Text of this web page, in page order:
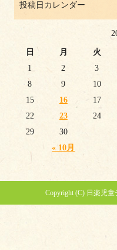
投稿日カレンダー
日 月 火
« 10月
1 2 3
8
9 10
15
16 17
22
23 24
29
30
Copyright (C) 日楽児